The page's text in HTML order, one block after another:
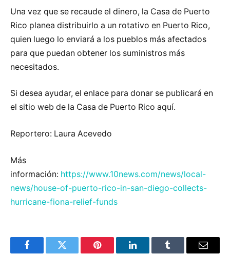
Una vez que se recaude el dinero, la Casa de Puerto
Rico planea distribuirlo a un rotativo en Puerto Rico,
quien luego lo enviará a los pueblos más afectados
para que puedan obtener los suministros más
necesitados.
Si desea ayudar, el enlace para donar se publicará en
el sitio web de la Casa de Puerto Rico aquí.
Reportero: Laura Acevedo
Más
información: https://www.10news.com/news/local-
news/house-of-puerto-rico-in-san-diego-collects-
hurricane-fiona-relief-funds
FacebookTwitter Pinterest LinkedInTumblr Email